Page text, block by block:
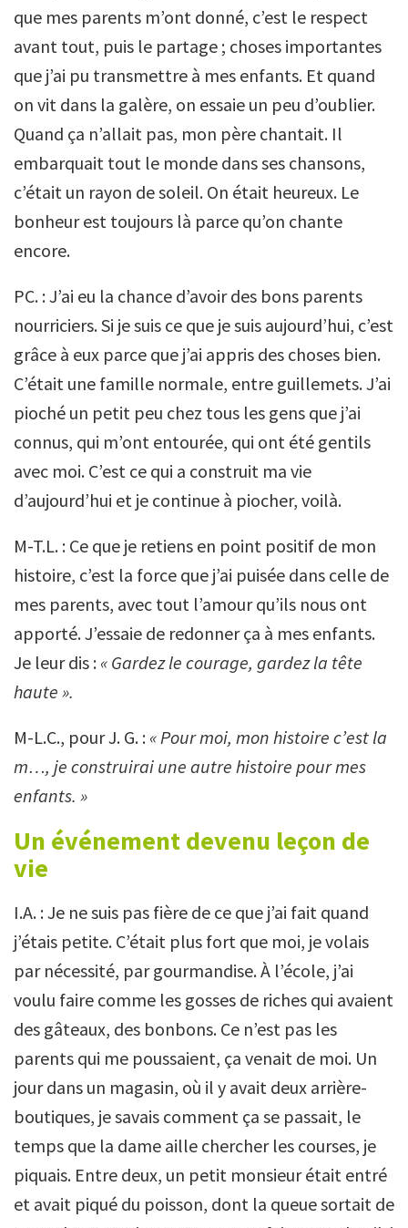
que mes parents m’ont donné, c’est le respect
avant tout, puis le partage ; choses importantes
que j’ai pu transmettre à mes enfants. Et quand
on vit dans la galère, on essaie un peu d’oublier.
Quand ça n’allait pas, mon père chantait. Il
embarquait tout le monde dans ses chansons,
c’était un rayon de soleil. On était heureux. Le
bonheur est toujours là parce qu’on chante
encore.
PC. : J’ai eu la chance d’avoir des bons parents
nourriciers. Si je suis ce que je suis aujourd’hui, c’est
grâce à eux parce que j’ai appris des choses bien.
C’était une famille normale, entre guillemets. J’ai
pioché un petit peu chez tous les gens que j’ai
connus, qui m’ont entourée, qui ont été gentils
avec moi. C’est ce qui a construit ma vie
d’aujourd’hui et je continue à piocher, voilà.
M-T.L. : Ce que je retiens en point positif de mon
histoire, c’est la force que j’ai puisée dans celle de
mes parents, avec tout l’amour qu’ils nous ont
apporté. J’essaie de redonner ça à mes enfants.
Je leur dis : « Gardez le courage, gardez la tête
haute ».
M-L.C., pour J. G. : « Pour moi, mon histoire c’est la
m…, je construirai une autre histoire pour mes
enfants. »
Un événement devenu leçon de
vie
I.A. : Je ne suis pas fière de ce que j’ai fait quand
j’étais petite. C’était plus fort que moi, je volais
par nécessité, par gourmandise. À l’école, j’ai
voulu faire comme les gosses de riches qui avaient
des gâteaux, des bonbons. Ce n’est pas les
parents qui me poussaient, ça venait de moi. Un
jour dans un magasin, où il y avait deux arrière-
boutiques, je savais comment ça se passait, le
temps que la dame aille chercher les courses, je
piquais. Entre deux, un petit monsieur était entré
et avait piqué du poisson, dont la queue sortait de